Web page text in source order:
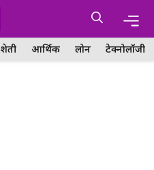
शेती आर्थिक लोन टेक्नोलॉजी